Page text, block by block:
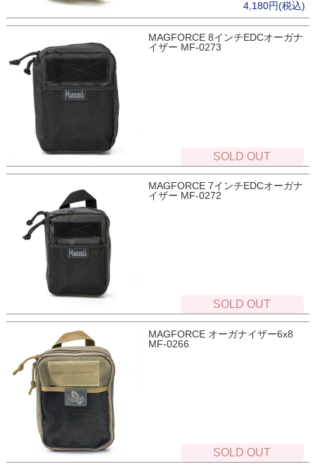
4,180円(税込)
MAGFORCE 8インチEDCオーガナ
イザー MF-0273
SOLD OUT
MAGFORCE 7インチEDCオーガナ
イザー MF-0272
SOLD OUT
MAGFORCE オーガナイザー6x8
MF-0266
SOLD OUT